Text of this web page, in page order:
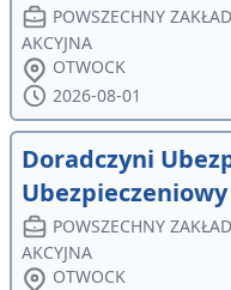
POWSZECHNY
AKCYJNA
OTWOCK
2026-08-01
Doradczyni
Ubezpieczeniowy
POWSZECHNY
AKCYJNA
OTWOCK